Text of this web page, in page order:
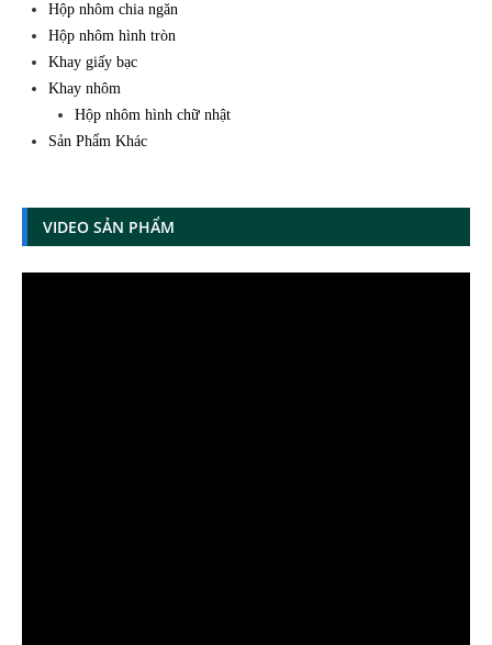
Hộp nhôm chia ngăn
Hộp nhôm hình tròn
Khay giấy bạc
Khay nhôm
Hộp nhôm hình chữ nhật
Sản Phẩm Khác
VIDEO SẢN PHẨM